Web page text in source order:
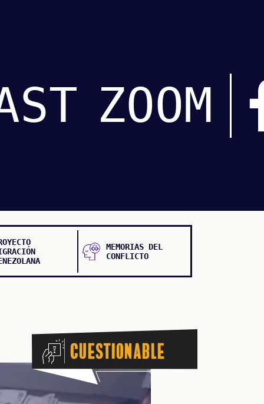
ZOOM
MEMORIAS DEL
CONFLICTO
Cuestionable